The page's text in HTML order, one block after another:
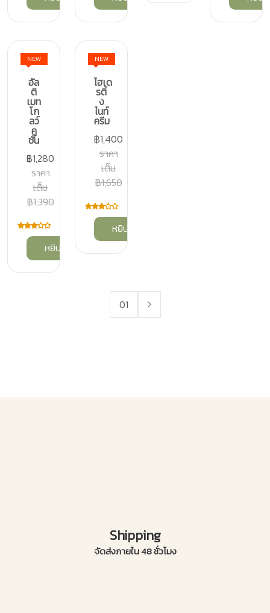
NEW
อัล
ติ
เมท
โก
ลว์
คู
ชั่น
฿1,280
ราคา
เต็ม
฿1,390
หยิบลงตะกร้า
NEW
ไฮเด
รติ้
ง
ไนท์
ครีม
฿1,400
ราคา
เต็ม
฿1,650
หยิบลงตะกร้า
01
Shipping
จัดส่งภายใน 48 ชั่วโมง